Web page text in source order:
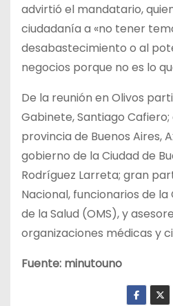
advirtió el mandatario,
ciudadanía a «no tener
desabastecimiento o al
negocios porque no es lo
De la reunión en Olivos
Gabinete, Santiago
provincia de Buenos Aires,
gobierno de la Ciudad de
Rodríguez Larreta; gran
Nacional, funcionarios de
de la Salud (OMS), y
organizaciones médicas y
Fuente: minutouno